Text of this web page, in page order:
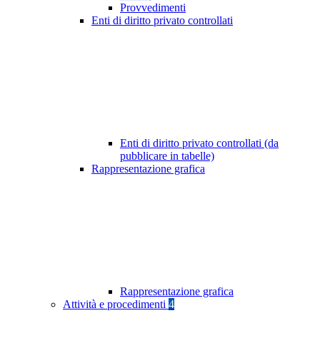
Provvedimenti
Enti di diritto privato controllati
Enti di diritto privato controllati (da
pubblicare in tabelle)
Rappresentazione grafica
Rappresentazione grafica
Attività e procedimenti 4